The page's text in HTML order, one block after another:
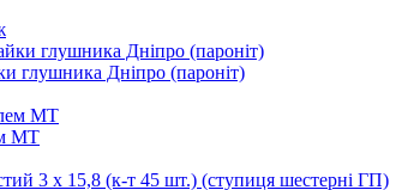
глушника Дніпро (пароніт)
МТ